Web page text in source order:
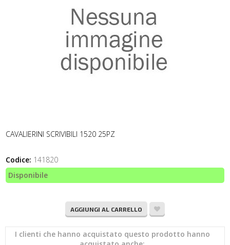
CAVALIERINI SCRIVIBILI 1520 25PZ
Codice: 141820
Disponibile
AGGIUNGI AL CARRELLO
I clienti che hanno acquistato questo prodotto hanno